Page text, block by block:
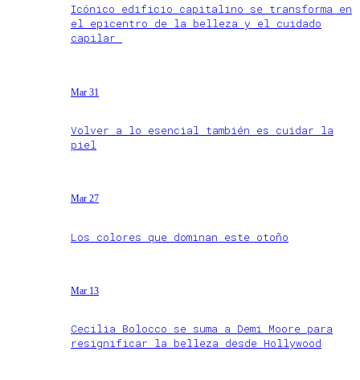
Icónico edificio capitalino se transforma en
el epicentro de la belleza y el cuidado
capilar
Mar 31
Volver a lo esencial también es cuidar la
piel
Mar 27
Los colores que dominan este otoño
Mar 13
Cecilia Bolocco se suma a Demi Moore para
resignificar la belleza desde Hollywood